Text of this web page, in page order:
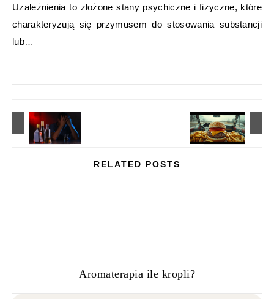
Uzależnienia to złożone stany psychiczne i fizyczne, które
charakteryzują się przymusem do stosowania substancji
lub…
RELATED POSTS
Aromaterapia ile kropli?